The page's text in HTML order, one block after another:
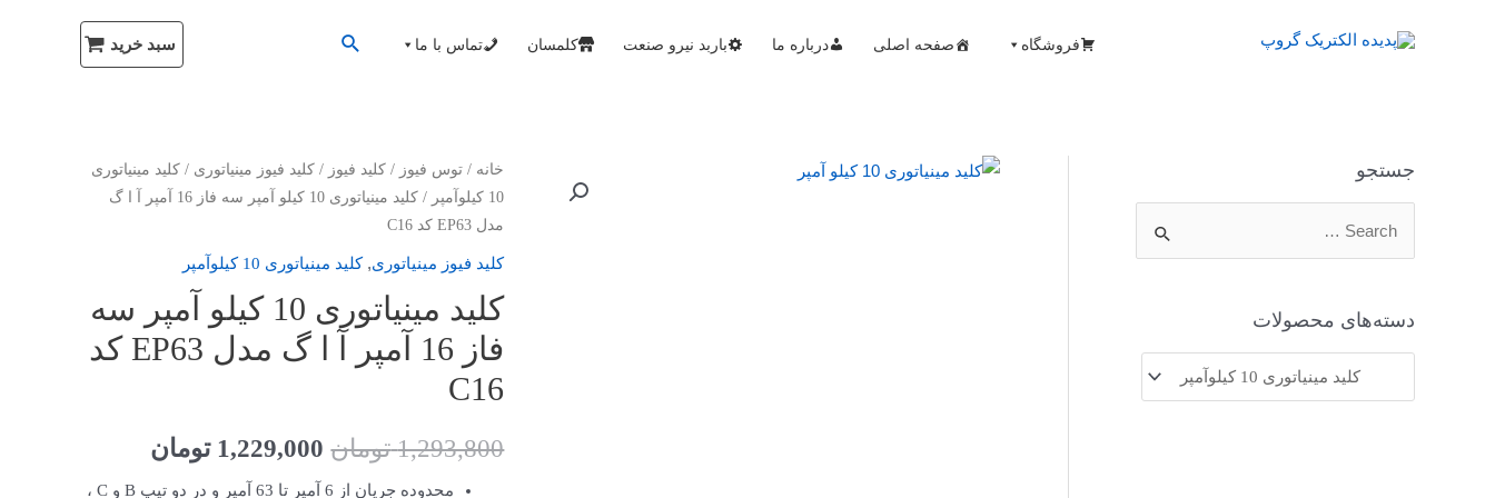
فروشگاه صفحه اصلی درباره ما باربد نیرو صنعت کلمسان تماس با ما سبد خرید
جستجو
دسته‌های محصولات
خانه / توس فیوز / کلید فیوز / کلید فیوز مینیاتوری / کلید مینیاتوری
10 کیلو‌آمپر
/ کلید مینیاتوری 10 کیلو آمپر سه فاز 16 آمپر آ ا گ
مدل EP63 کد C16
کلید فیوز مینیاتوری,کلید مینیاتوری 10 کیلو‌آمپر
کلید مینیاتوری 10 کیلو آمپر سه
فاز 16 آمپر آ ا گ مدل EP63 کد
C16
1,293,800 تومان 1,229,000 تومان
محدوده جریان از 6 آمپر تا 63 آمپر و در دو تیپ B و C ،